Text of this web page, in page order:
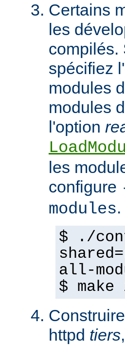
Certains
les
compilés.
spécifiez
modules
modules
l'option
les
configure
modules.
$ ./
all-
$
httpd tiers